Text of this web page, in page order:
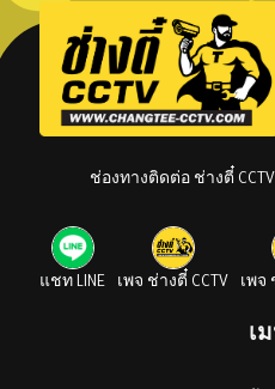
ช่องทางติดต่อ ช่างตี๋
แชท LINE เพจ ช่างตี๋ CCTV เพจ
เ